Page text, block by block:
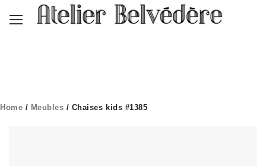
Home / Meubles / Chaises kids #1385